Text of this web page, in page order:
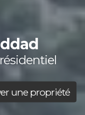
une propriété